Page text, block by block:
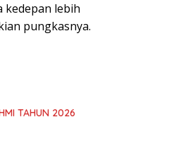
kedepan lebih
pungkasnya.
TAHUN 2026